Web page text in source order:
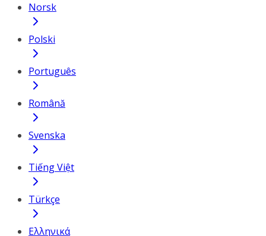
Norsk
Polski
Português
Română
Svenska
Tiếng Việt
Türkçe
Ελληνικά